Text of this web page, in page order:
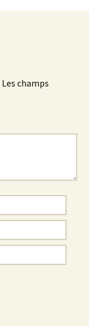
Les champs